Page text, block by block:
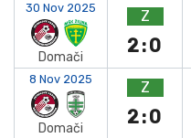
30 Nov 2025
Domači
Z
2:0
8 Nov 2025
Domači
Z
2:0